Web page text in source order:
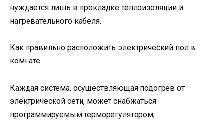
нуждается лишь в прокладке теплоизоляции и
нагревательного кабеля.
Как правильно расположить электрический пол в
комнате
Каждая система, осуществляющая подогрев от
электрической сети, может снабжаться
программируемым терморегулятором,